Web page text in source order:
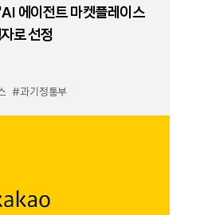
에이전트 마켓플레이스
로 선정
#과기정통부